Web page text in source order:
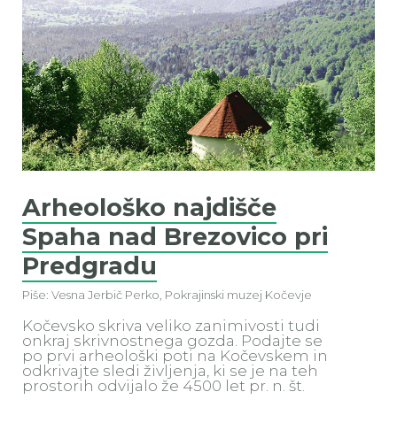
Arheološko najdišče
Spaha nad Brezovico pri
Predgradu
Piše: Vesna Jerbič Perko, Pokrajinski muzej Kočevje
Kočevsko skriva veliko zanimivosti tudi
onkraj skrivnostnega gozda. Podajte se
po prvi arheološki poti na Kočevskem in
odkrivajte sledi življenja, ki se je na teh
prostorih odvijalo že 4500 let pr. n. št.